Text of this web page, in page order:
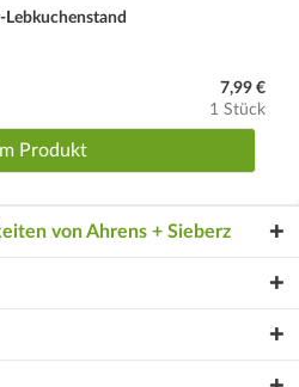
7,99 €
1 Stück
Produkt
von Ahrens + Sieberz